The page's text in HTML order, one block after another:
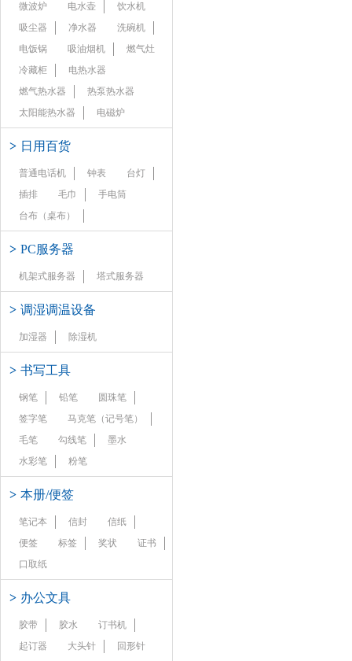
微波炉
电水壶
饮水机
吸尘器
净水器
洗碗机
电饭锅
吸油烟机
燃气灶
冷藏柜
电热水器
燃气热水器
热泵热水器
太阳能热水器
电磁炉
> 日用百货
普通电话机 钟表
台灯
插排
毛巾
手电筒
台布（桌布）
> PC服务器
机架式服务器 塔式服务器
> 调湿调温设备
加湿器 除湿机
> 书写工具
钢笔 铅笔
圆珠笔
签字笔
马克笔（记号笔）
毛笔
勾线笔
墨水
水彩笔
粉笔
> 本册/便签
笔记本 信封
信纸
便签
标签 奖状
证书
口取纸
> 办公文具
胶带 胶水
订书机
起订器
大头针
回形针